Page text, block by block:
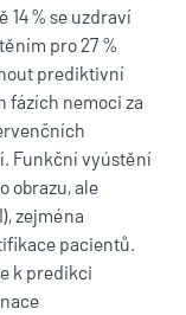
14 % se uzdraví
pro 27 %
prediktivní
fázích nemoci za
Funkční vyústění
obrazu, ale
zejména
pacientů.
k predikci